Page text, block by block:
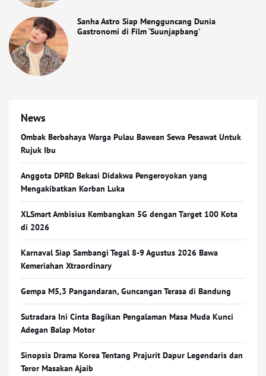
Sanha Astro Siap Mengguncang Dunia
Gastronomi di Film ‘Suunjapbang’
News
Ombak Berbahaya Warga Pulau Bawean Sewa Pesawat Untuk
Rujuk Ibu
Anggota DPRD Bekasi Didakwa Pengeroyokan yang
Mengakibatkan Korban Luka
XLSmart Ambisius Kembangkan 5G dengan Target 100 Kota
di 2026
Karnaval Siap Sambangi Tegal 8-9 Agustus 2026 Bawa
Kemeriahan Xtraordinary
Gempa M5,3 Pangandaran, Guncangan Terasa di Bandung
Sutradara Ini Cinta Bagikan Pengalaman Masa Muda Kunci
Adegan Balap Motor
Sinopsis Drama Korea Tentang Prajurit Dapur Legendaris dan
Teror Masakan Ajaib